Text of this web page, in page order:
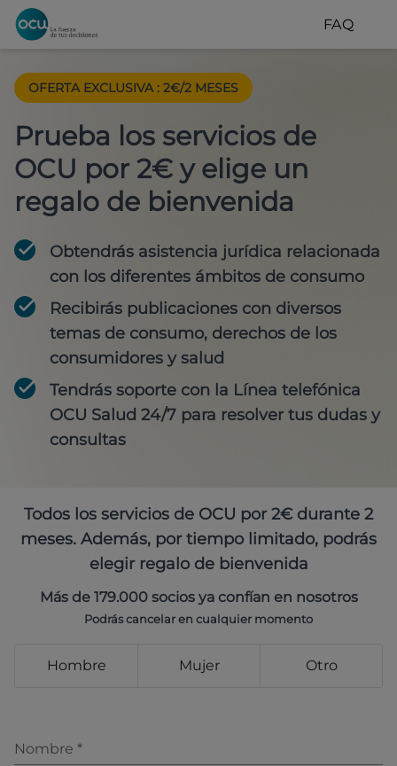
FAQ
OFERTA EXCLUSIVA : 2€/2 MESES
Prueba los servicios de
OCU por 2€ y elige un
regalo de bienvenida
Obtendrás asistencia jurídica relacionada
con los diferentes ámbitos de consumo
Recibirás publicaciones con diversos
temas de consumo, derechos de los
consumidores y salud
Tendrás soporte con la Línea telefónica
OCU Salud 24/7 para resolver tus dudas y
consultas
Todos los servicios de OCU por 2€ durante 2
meses. Además, por tiempo limitado, podrás
elegir regalo de bienvenida
Más de 179.000 socios ya confían en nosotros
Podrás cancelar en cualquier momento
Hombre Mujer Otro
Nombre *